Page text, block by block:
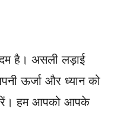
है। असली लड़ाई
ऊर्जा और ध्यान को
हम आपको आपके